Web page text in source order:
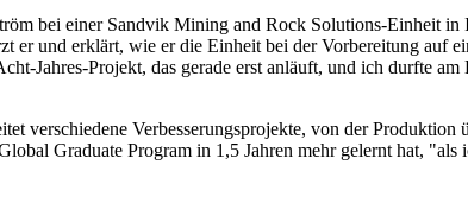
bei einer Sandvik Mining and Rock Solutions-Einheit
er und erklärt, wie er die Einheit bei der Vorbereitung auf
Jahres-Projekt, das gerade erst anläuft, und ich durfte
verschiedene Verbesserungsprojekte, von der
Graduate Program in 1,5 Jahren mehr gelernt hat, "als